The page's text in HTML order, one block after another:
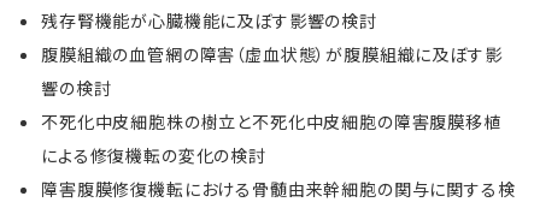
残存腎機能が心臓機能に及ぼす影響の検討
腹膜組織の血管網の障害（虚血状態）が腹膜組織に及ぼす影
響の検討
不死化中皮細胞株の樹立と不死化中皮細胞の障害腹膜移植
による修復機転の変化の検討
障害腹膜修復機転における骨髄由来幹細胞の関与に関する検